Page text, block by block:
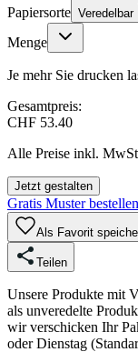
Papiersorte Veredelbar
Menge
Je mehr Sie drucken
Gesamtpreis:
CHF 53.40
Alle Preise inkl.
Jetzt gestalten
Gratis Muster bestellen
Als Favorit
Teilen
Unsere Produkte mit
als unveredelte
wir verschicken Ihr
oder Dienstag